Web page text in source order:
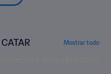
Mostrar todo